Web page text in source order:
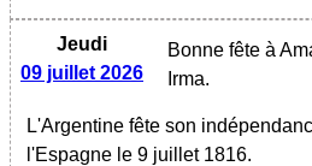
Jeudi
09 juillet 2026
Bonne fête à
Irma.
L'Argentine fête son
l'Espagne le 9 juillet 1816.